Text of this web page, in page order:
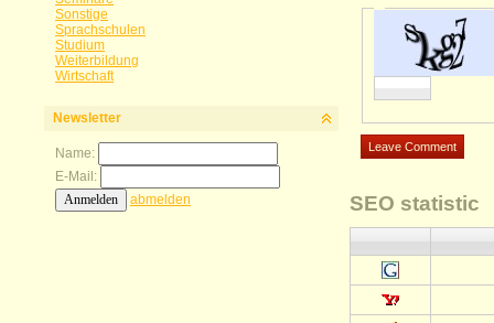
Sonstige
Sprachschulen
Studium
Weiterbildung
Wirtschaft
Newsletter
Name:
E-Mail:
abmelden
SEO statistic